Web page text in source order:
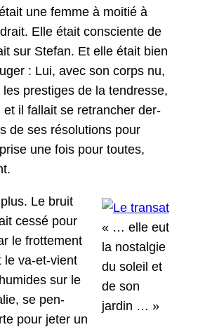
une femme à moitié à
Elle était con­sciente de
sur Ste­fan. Et elle était bien
: Lui, avec son corps nu,
pres­tiges de la ten­dresse,
et il fal­lait se retranch­er der­
de ses réso­lu­tions pour
une fois pour toutes,
« … elle eut
la nos­tal­gie
du soleil et
de son
jardin … »
Le bruit
cessé pour
le frot­te­ment
le va-et-vient
sur le
se pen­
pour jeter un